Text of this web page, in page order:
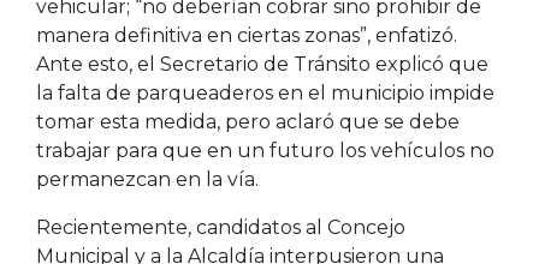
vehicular; “no deberían cobrar sino prohibir de
manera definitiva en ciertas zonas”, enfatizó.
Ante esto, el Secretario de Tránsito explicó que
la falta de parqueaderos en el municipio impide
tomar esta medida, pero aclaró que se debe
trabajar para que en un futuro los vehículos no
permanezcan en la vía.
Recientemente, candidatos al Concejo
Municipal y a la Alcaldía interpusieron una